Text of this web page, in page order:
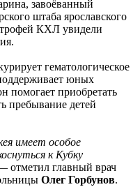
завоёванный
штаба ярославского
КХЛ увидели
гематологическое
юных
помогает приобретать
пребывание детей
имеет особое
к Кубку
отметил главный врач
Олег Горбунов.